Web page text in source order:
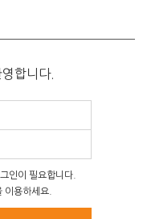
합니다.
인이 필요합니다.
이용하세요.